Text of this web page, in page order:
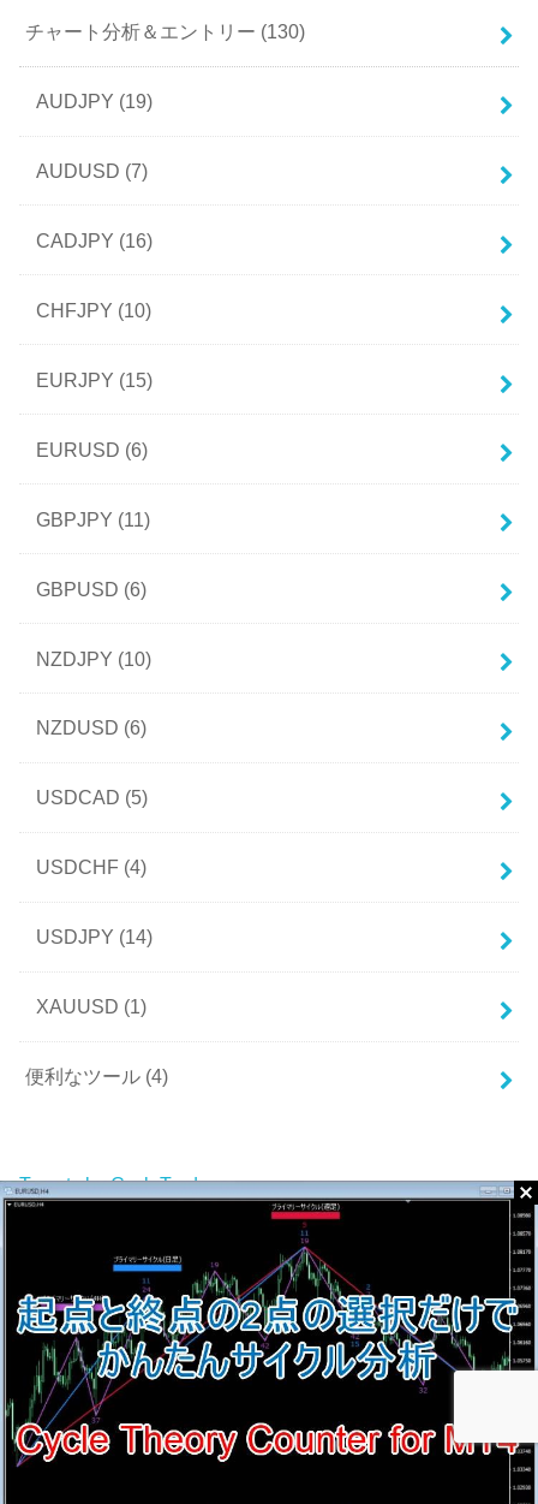
チャート分析＆エントリー (130)
AUDJPY (19)
AUDUSD (7)
CADJPY (16)
CHFJPY (10)
EURJPY (15)
EURUSD (6)
GBPJPY (11)
GBPUSD (6)
NZDJPY (10)
NZDUSD (6)
USDCAD (5)
USDCHF (4)
USDJPY (14)
XAUUSD (1)
便利なツール (4)
Tweets by CycleTrade_com
お問い合わせ